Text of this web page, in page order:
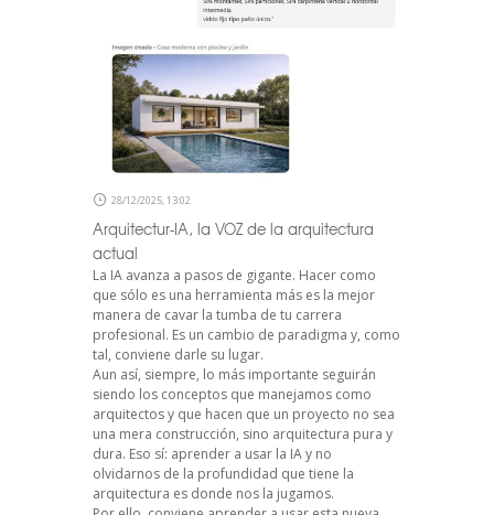
28/12/2025, 13:02
Arquitectur-IA, la VOZ de la arquitectura
actual
La IA avanza a pasos de gigante. Hacer como
que sólo es una herramienta más es la mejor
manera de cavar la tumba de tu carrera
profesional. Es un cambio de paradigma y, como
tal, conviene darle su lugar.
Aun así, siempre, lo más importante seguirán
siendo los conceptos que manejamos como
arquitectos y que hacen que un proyecto no sea
una mera construcción, sino arquitectura pura y
dura. Eso sí: aprender a usar la IA y no
olvidarnos de la profundidad que tiene la
arquitectura es donde nos la jugamos.